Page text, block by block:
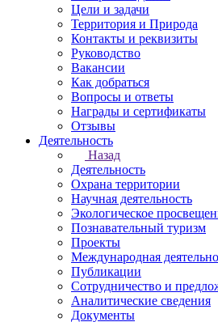
Цели и задачи
Территория и Природа
Контакты и реквизиты
Руководство
Вакансии
Как добраться
Вопросы и ответы
Награды и сертификаты
Отзывы
Деятельность
Назад
Деятельность
Охрана территории
Научная деятельность
Экологическое
Познавательный туризм
Проекты
Международная
Публикации
Сотрудничество и
Аналитические сведения
Документы